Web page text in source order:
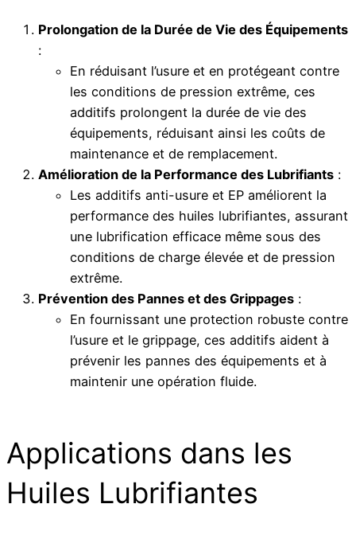
Prolongation de la Durée de Vie des Équipements
:
En réduisant l’usure et en protégeant contre
les conditions de pression extrême, ces
additifs prolongent la durée de vie des
équipements, réduisant ainsi les coûts de
maintenance et de remplacement.
Amélioration de la Performance des Lubrifiants :
Les additifs anti-usure et EP améliorent la
performance des huiles lubrifiantes, assurant
une lubrification efficace même sous des
conditions de charge élevée et de pression
extrême.
Prévention des Pannes et des Grippages :
En fournissant une protection robuste contre
l’usure et le grippage, ces additifs aident à
prévenir les pannes des équipements et à
maintenir une opération fluide.
Applications dans les
Huiles Lubrifiantes